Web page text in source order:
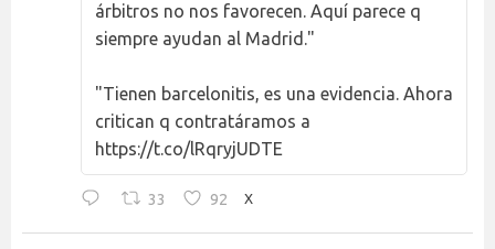
árbitros no nos favorecen. Aquí parece q
siempre ayudan al Madrid."
"Tienen barcelonitis, es una evidencia. Ahora
critican q contratáramos a
https://t.co/lRqryjUDTE
33 92 X